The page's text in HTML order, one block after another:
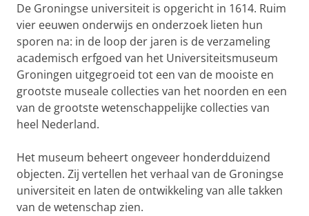
De Groningse universiteit is opgericht in 1614. Ruim
vier eeuwen onderwijs en onderzoek lieten hun
sporen na: in de loop der jaren is de verzameling
academisch erfgoed van het Universiteitsmuseum
Groningen uitgegroeid tot een van de mooiste en
grootste museale collecties van het noorden en een
van de grootste wetenschappelijke collecties van
heel Nederland.
Het museum beheert ongeveer honderdduizend
objecten. Zij vertellen het verhaal van de Groningse
universiteit en laten de ontwikkeling van alle takken
van de wetenschap zien.